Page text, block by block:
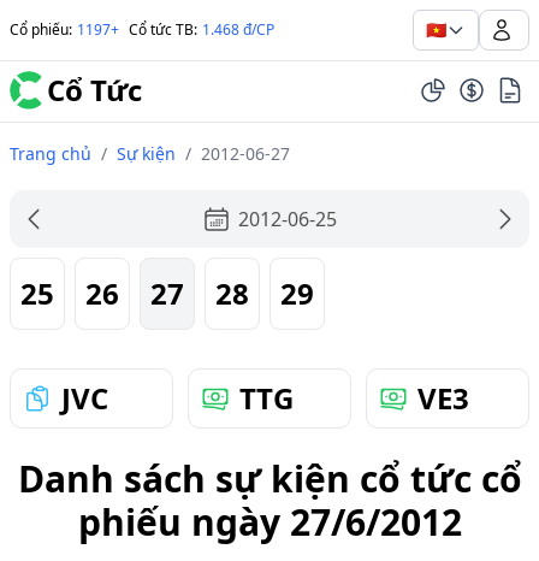
Cổ phiếu: 1197+ Cổ tức TB: 1.468 đ/CP 🇻🇳
Cổ Tức
Trang chủ / Sự kiện / 2012-06-27
2012-06-25
25 26 27 28 29
JVC TTG VE3
Danh sách sự kiện cổ tức cổ
phiếu ngày 27/6/2012